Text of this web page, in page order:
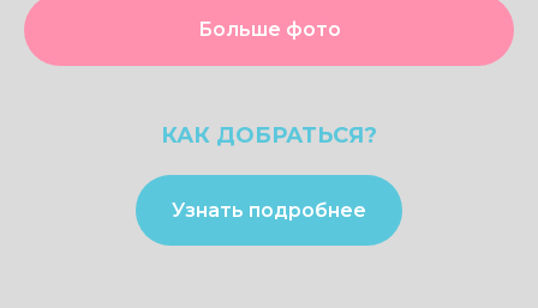
Больше фото
КАК ДОБРАТЬСЯ?
Узнать подробнее